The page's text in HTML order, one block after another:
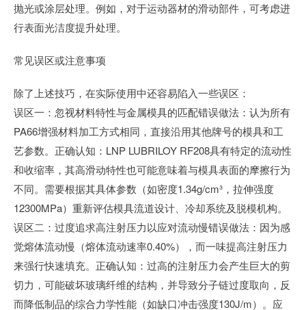
抛光或涂层处理。例如，对于运动器材的滑动部件，可考虑进
行表面光洁度提升处理。
常见误区或注意事项
除了上述技巧，在实际使用中还容易陷入一些误区：
误区一：忽视材料特性与金属模具的匹配错误做法：认为所有
PA66增强材料加工方式相同，直接沿用其他牌号的模具和工
艺参数。正确认知：LNP LUBRILOY RF208具有特定的流动性
和收缩率，其高滑动特性也可能意味着与模具表面的摩擦行为
不同。需要根据其具体参数（如密度1.34g/cm³，拉伸强度
12300MPa）重新评估模具流道设计、冷却系统及脱模机构。
误区二：过度追求高注射压力以应对流动慢错误做法：因为感
觉熔体流动慢（熔体流动速率0.40%），而一味提高注射压力
来强行快速填充。正确认知：过高的注射压力会产生巨大的剪
切力，可能破坏玻璃纤维的结构，并导致分子链过度取向，反
而降低制品的综合力学性能（如缺口冲击强度130J/m）。应